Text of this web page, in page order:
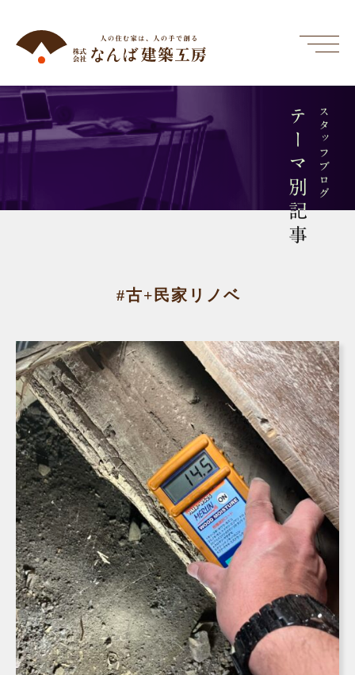
スタッフブログ
テーマ別記事
#古+民家リノベ